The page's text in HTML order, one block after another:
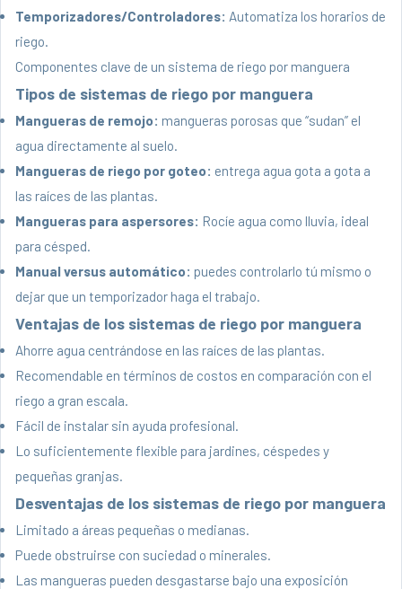
Temporizadores/Controladores: Automatiza los horarios de
riego.
Componentes clave de un sistema de riego por manguera
Tipos de sistemas de riego por manguera
Mangueras de remojo: mangueras porosas que “sudan” el
agua directamente al suelo.
Mangueras de riego por goteo: entrega agua gota a gota a
las raíces de las plantas.
Mangueras para aspersores: Rocíe agua como lluvia, ideal
para césped.
Manual versus automático: puedes controlarlo tú mismo o
dejar que un temporizador haga el trabajo.
Ventajas de los sistemas de riego por manguera
Ahorre agua centrándose en las raíces de las plantas.
Recomendable en términos de costos en comparación con el
riego a gran escala.
Fácil de instalar sin ayuda profesional.
Lo suficientemente flexible para jardines, céspedes y
pequeñas granjas.
Desventajas de los sistemas de riego por manguera
Limitado a áreas pequeñas o medianas.
Puede obstruirse con suciedad o minerales.
Las mangueras pueden desgastarse bajo una exposición